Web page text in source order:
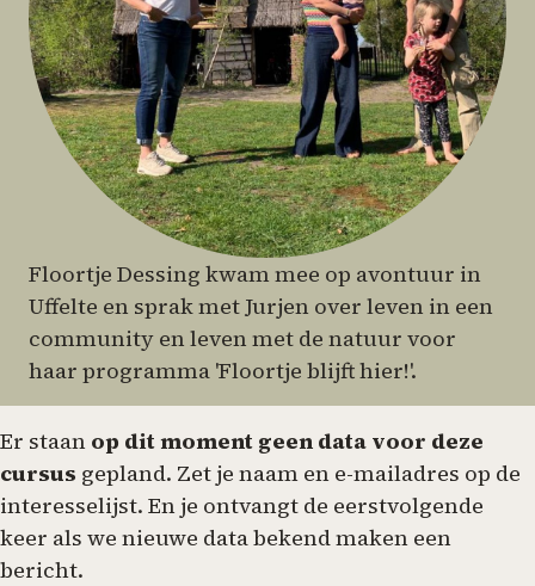
Floortje Dessing kwam mee op avontuur in
Uffelte en sprak met Jurjen over leven in een
community en leven met de natuur voor
haar programma 'Floortje blijft hier!'.
Er staan op dit moment geen data voor deze
cursus gepland. Zet je naam en e-mailadres op de
interesselijst. En je ontvangt de eerstvolgende
keer als we nieuwe data bekend maken een
bericht.